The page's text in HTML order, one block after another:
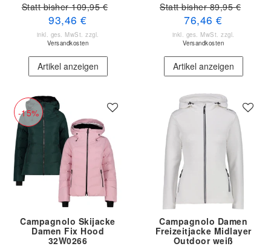
Statt bisher 109,95 €
93,46 €
inkl. ges. MwSt. zzgl.
Versandkosten
Artikel anzeigen
Statt bisher 89,95 €
76,46 €
inkl. ges. MwSt. zzgl.
Versandkosten
Artikel anzeigen
-15%
Campagnolo Skijacke
Damen Fix Hood
32W0266
Campagnolo Damen
Freizeitjacke Midlayer
Outdoor weiß